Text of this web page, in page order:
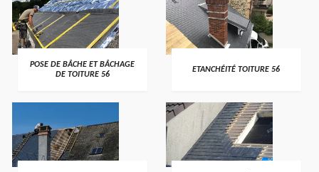
>
POSE DE BÂCHE ET BÂCHAGE
DE TOITURE 56
>
ETANCHÉITÉ TOITURE 56